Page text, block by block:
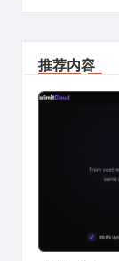
推荐内容
Posted
in